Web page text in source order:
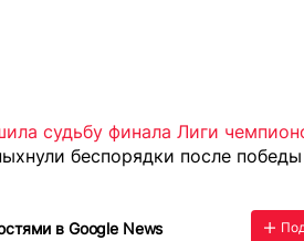
судьбу финала Лиги
беспорядки после
в Google News